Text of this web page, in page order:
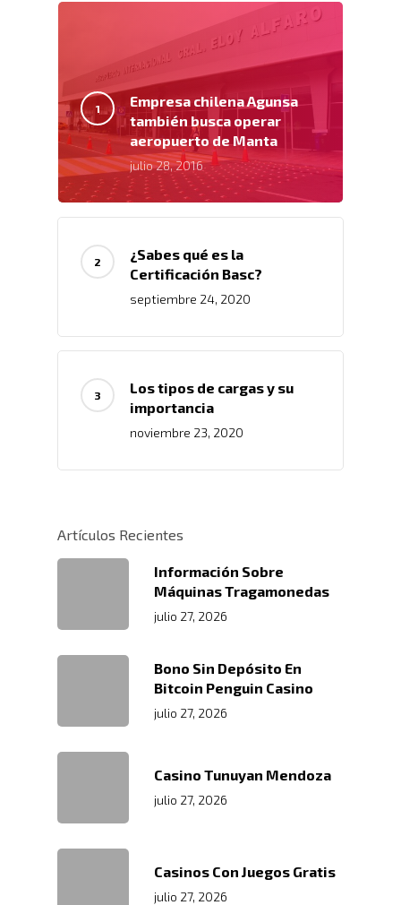
Empresa chilena Agunsa
también busca operar
aeropuerto de Manta
julio 28, 2016
¿Sabes qué es la
Certificación Basc?
septiembre 24, 2020
Los tipos de cargas y su
importancia
noviembre 23, 2020
Artículos Recientes
Información Sobre
Máquinas Tragamonedas
julio 27, 2026
Bono Sin Depósito En
Bitcoin Penguin Casino
julio 27, 2026
Casino Tunuyan Mendoza
julio 27, 2026
Casinos Con Juegos Gratis
julio 27, 2026